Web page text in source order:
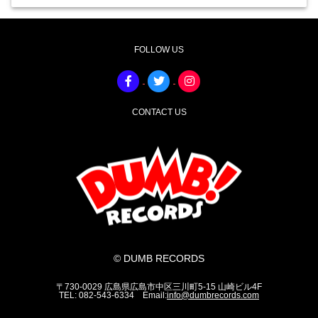
FOLLOW US
CONTACT US
© DUMB RECORDS
〒730-0029 広島県広島市中区三川町5-15 山崎ビル4F
TEL: 082-543-6334 Email:info@dumbrecords.com